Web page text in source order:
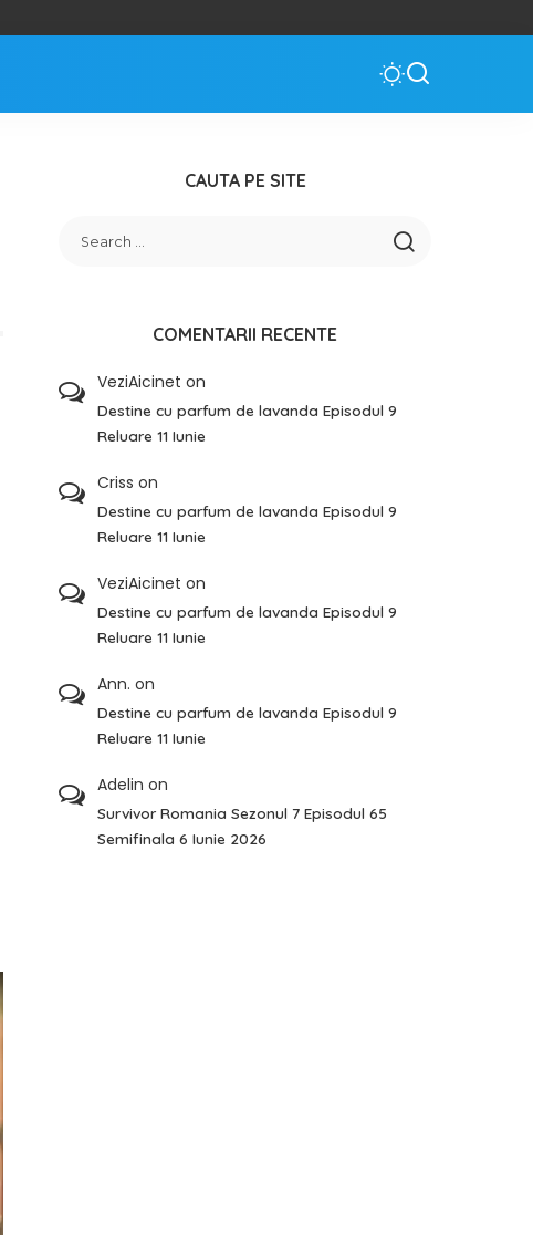
CAUTA PE SITE
COMENTARII RECENTE
VeziAicinet on
Destine cu parfum de lavanda Episodul 9
Reluare 11 Iunie
Criss on
Destine cu parfum de lavanda Episodul 9
Reluare 11 Iunie
VeziAicinet on
Destine cu parfum de lavanda Episodul 9
Reluare 11 Iunie
Ann. on
Destine cu parfum de lavanda Episodul 9
Reluare 11 Iunie
Adelin on
Survivor Romania Sezonul 7 Episodul 65
Semifinala 6 Iunie 2026